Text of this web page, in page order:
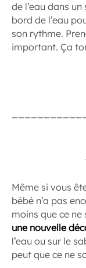
de l’eau dans
bord de l’eau
son rythme.
important. Ça
Même si vous
bébé n’a pas
moins que ce
une nouvelle
l’eau ou sur le
peut que ce ne